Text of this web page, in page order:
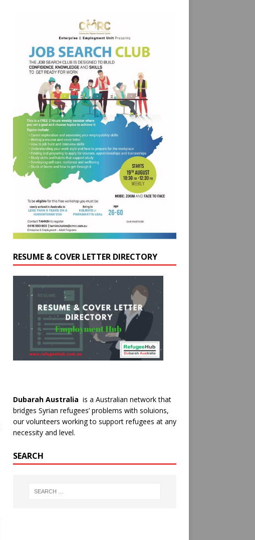
RESUME & COVER LETTER DIRECTORY
Dubarah Australia is a Australian network that
bridges Syrian refugees’ problems with soluions,
our volunteers working to support refugees at any
necessity and level.
SEARCH